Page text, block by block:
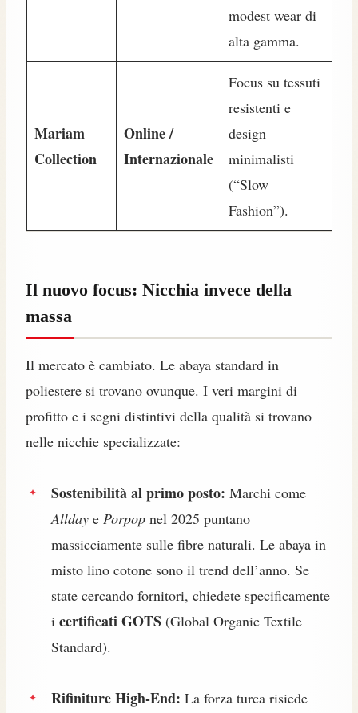
modest wear di
alta gamma.
Mariam
Collection
Online /
Internazionale
Focus su tessuti
resistenti e
design
minimalisti
(“Slow
Fashion”).
Il nuovo focus: Nicchia invece della
massa
Il mercato è cambiato. Le abaya standard in
poliestere si trovano ovunque. I veri margini di
profitto e i segni distintivi della qualità si trovano
nelle nicchie specializzate:
Sostenibilità al primo posto: Marchi come
Allday e Porpop nel 2025 puntano
massicciamente sulle fibre naturali. Le abaya in
misto lino cotone sono il trend dell’anno. Se
state cercando fornitori, chiedete specificamente
i certificati GOTS (Global Organic Textile
Standard).
Rifiniture High-End: La forza turca risiede